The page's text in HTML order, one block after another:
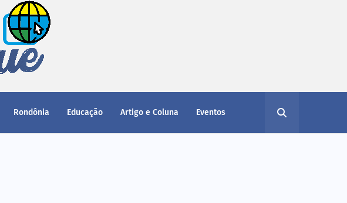
Rondônia Educação Artigo e Coluna Eventos